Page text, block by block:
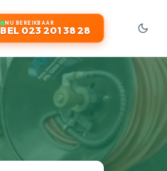
NU BEREIKBAAR
BEL 023 201 38 28